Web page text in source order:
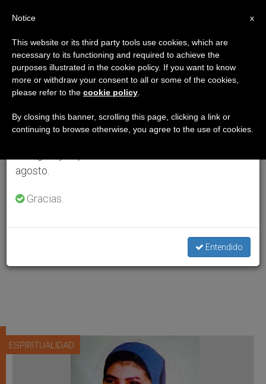
ESPIRITUALIDAD
×
Aviso importante
Del 27 de julio al 7 de agosto haremos la pausa
anual, aprovechando que en el periodo de verano
se generan menos informaciones y también el
agosto.
Gracias.
Entendido
x
Notice
This website or its third party tools use cookies, which are
necessary to its functioning and required to achieve the
purposes illustrated in the cookie policy. If you want to know
more or withdraw your consent to all or some of the cookies,
please refer to the cookie policy
By closing this banner, scrolling this page, clicking a link or
continuing to browse otherwise, you agree to the use of cookies.